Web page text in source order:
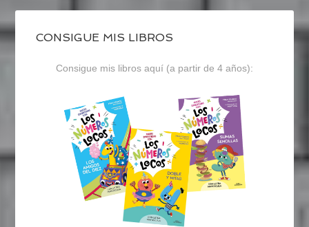
CONSIGUE MIS LIBROS
Consigue mis libros aquí (a partir de 4 años):